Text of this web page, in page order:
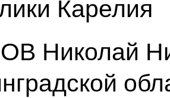
Карелия
Николай